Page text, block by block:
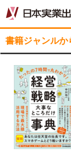
書籍ジャンルか